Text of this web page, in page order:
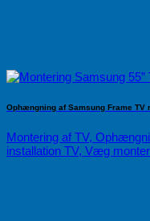
Ophængning af Samsung Frame TV
Montering af TV,
installation TV, Væg